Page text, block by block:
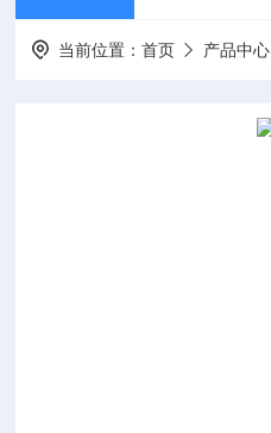
当前位置：首页 产品中心